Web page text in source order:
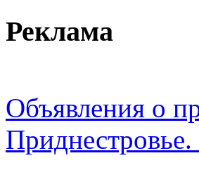
Реклама
Объявления о